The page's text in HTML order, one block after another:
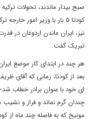
صبح بیدار ماندند، تحولات
کودتا ۵ بار با وزیر امور
نیز، ایران ماندن اردوغان در
تبریک گفت.
هر چند در ابتدای کار موضع
بعد از کودتا، زمانی که آقای
ای خود با عنوان برادر خطاب
چندان گرم نماند و فراز و نشیب
مونیخ که به فاصله چند ماه از